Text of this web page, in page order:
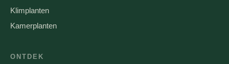
Klimplanten
Kamerplanten
ONTDEK